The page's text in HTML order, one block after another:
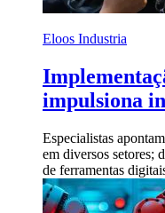
Eloos Industria
impulsiona
Especialistas
em diversos setores;
de ferramentas